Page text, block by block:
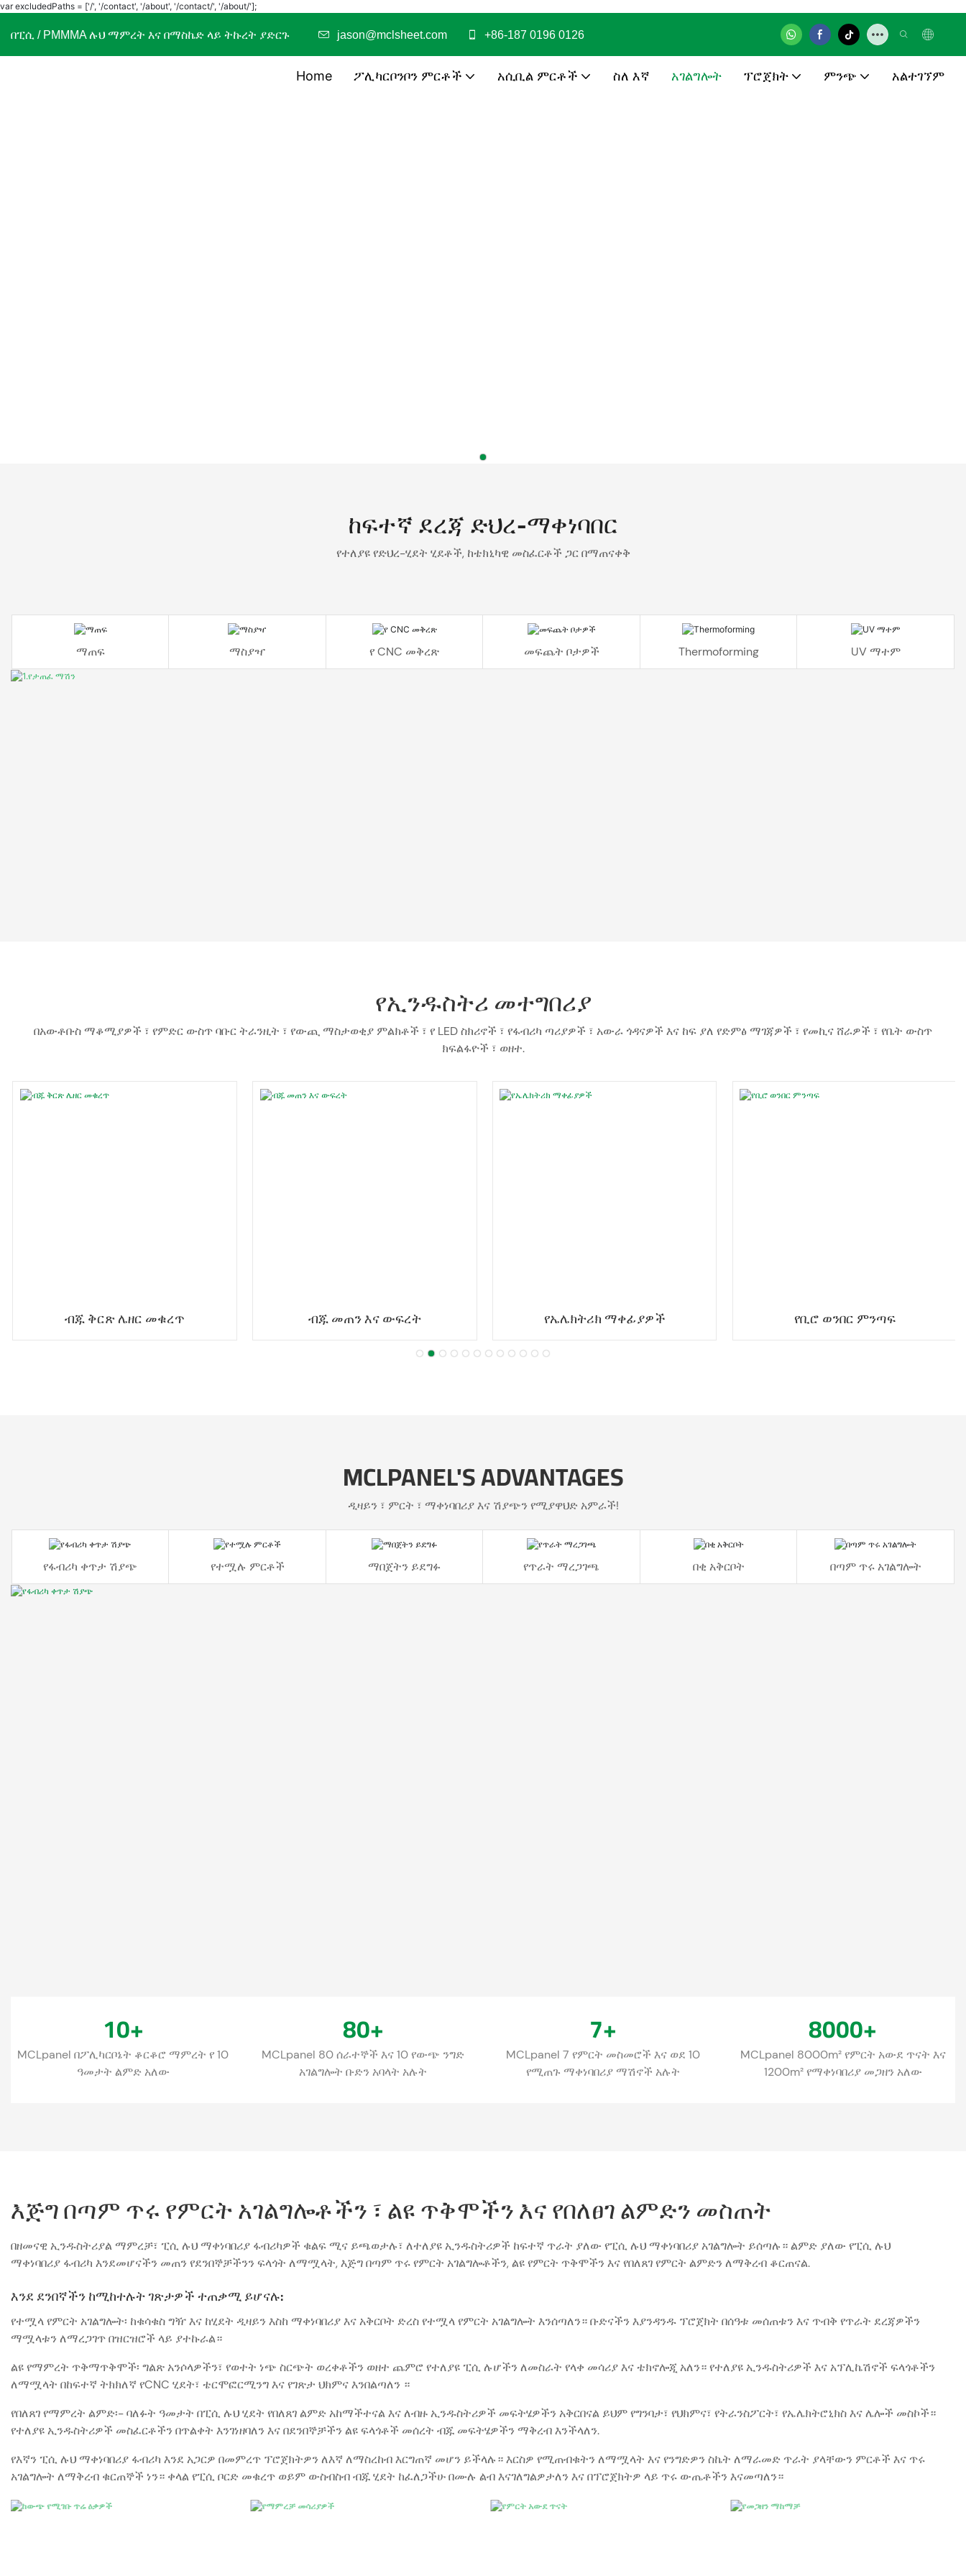
var excludedPaths = ['/', '/contact', '/about', '/contact/', '/about/'];
በፒሲ / PMMMA ሉህ ማምረት እና በማስኬድ ላይ ትኩረት ያድርጉ jason@mclsheet.com +86-187 0196 0126
Home ፖሊካርቦንቦን ምርቶች አሲቢል ምርቶች ስለ እኛ አገልግሎት ፕሮጀክት ምንጭ አልተገኘም
ከፍተኛ ደረጃ ድህረ-ማቀነባበር
የተለያዩ የድህረ-ሂደት ሂደቶች, ከቴክኒካዊ መስፈርቶች ጋር በማጠናቀቅ
ማጠፍ ማስያዣ የ CNC መቅረጽ መፍጨት ቦታዎች Thermoforming UV ማተም
የኢንዱስትሪ መተግበሪያ
በአውቶቡስ ማቆሚያዎች ፣ የምድር ውስጥ ባቡር ትራንዚት ፣ የውጪ ማስታወቂያ ምልክቶች ፣ የ LED ስክሪኖች ፣ የፋብሪካ ጣሪያዎች ፣ አውራ ጎዳናዎች እና ከፍ ያለ የድምፅ ማገጃዎች ፣ የመኪና ሸራዎች ፣ የቤት ውስጥ
ክፍልፋዮች ፣ ወዘተ.
ብጁ ቅርጽ ሌዘር መቁረጥ ብጁ መጠን እና ውፍረት የኤሌክትሪክ ማቀፊያዎች የቢሮ ወንበር ምንጣፍ
MCLPANEL'S ADVANTAGES
ዲዛይን ፣ ምርት ፣ ማቀነባበሪያ እና ሽያጭን የሚያዋህድ አምራች!
የፋብሪካ ቀጥታ ሽያጭ የተሟሉ ምርቶች ማበጀትን ይደግፉ የጥራት ማረጋገጫ በቂ አቅርቦት በጣም ጥሩ አገልግሎት
10+
MCLpanel በፖሊካርቦኔት ቆርቆሮ ማምረት የ 10
ዓመታት ልምድ አለው
80+
MCLpanel 80 ሰራተኞች እና 10 የውጭ ንግድ
አገልግሎት ቡድን አባላት አሉት
7+
MCLpanel 7 የምርት መስመሮች እና ወደ 10
የሚጠጉ ማቀነባበሪያ ማሽኖች አሉት
8000+
MCLpanel 8000m² የምርት አውደ ጥናት እና
1200m² የማቀነባበሪያ መጋዘን አለው
እጅግ በጣም ጥሩ የምርት አገልግሎቶችን ፣ ልዩ ጥቅሞችን እና የበለፀገ ልምድን መስጠት
በዘመናዊ ኢንዱስትሪያል ማምረቻ፣ ፒሲ ሉህ ማቀነባበሪያ ፋብሪካዎች ቁልፍ ሚና ይጫወታሉ፣ ለተለያዩ ኢንዱስትሪዎች ከፍተኛ ጥራት ያለው የፒሲ ሉህ ማቀነባበሪያ አገልግሎት ይሰጣሉ። ልምድ ያለው የፒሲ ሉህ
ማቀነባበሪያ ፋብሪካ እንደመሆናችን መጠን የደንበኞቻችንን ፍላጎት ለማሟላት, እጅግ በጣም ጥሩ የምርት አገልግሎቶችን, ልዩ የምርት ጥቅሞችን እና የበለጸገ የምርት ልምድን ለማቅረብ ቆርጠናል.
እንደ ደንበኛችን ከሚከተሉት ገጽታዎች ተጠቃሚ ይሆናሉ:
የተሟላ የምርት አገልግሎት፡ ከቁሳቁስ ግዥ እና ከሂደት ዲዛይን እስከ ማቀነባበሪያ እና አቅርቦት ድረስ የተሟላ የምርት አገልግሎት እንሰጣለን። ቡድናችን እያንዳንዱ ፕሮጀክት በሰዓቱ መሰጠቱን እና ጥብቅ የጥራት ደረጃዎችን
ማሟላቱን ለማረጋገጥ በዝርዝሮች ላይ ያተኩራል።
ልዩ የማምረት ጥቅማጥቅሞች፡ ግልጽ አንሶላዎችን፣ የወተት ነጭ ስርጭት ወረቀቶችን ወዘተ ጨምሮ የተለያዩ ፒሲ ሉሆችን ለመስራት የላቀ መሳሪያ እና ቴክኖሎጂ አለን። የተለያዩ ኢንዱስትሪዎች እና አፕሊኬሽኖች ፍላጎቶችን
ለማሟላት በከፍተኛ ትክክለኛ የCNC ሂደት፣ ቴርሞፎርሚንግ እና የገጽታ ህክምና እንበልጣለን ።
የበለጸገ የማምረት ልምድ፡- ባለፉት ዓመታት በፒሲ ሉህ ሂደት የበለጸገ ልምድ አከማችተናል እና ለብዙ ኢንዱስትሪዎች መፍትሄዎችን አቅርበናል ይህም የግንባታ፣ የህክምና፣ የትራንስፖርት፣ የኤሌክትሮኒክስ እና ሌሎች መስኮች።
የተለያዩ ኢንዱስትሪዎች መስፈርቶችን በጥልቀት እንገነዘባለን እና በደንበኞቻችን ልዩ ፍላጎቶች መሰረት ብጁ መፍትሄዎችን ማቅረብ እንችላለን.
የእኛን ፒሲ ሉህ ማቀነባበሪያ ፋብሪካ እንደ አጋርዎ በመምረጥ ፕሮጀክትዎን ለእኛ ለማስረከብ እርግጠኛ መሆን ይችላሉ። እርስዎ የሚጠብቁትን ለማሟላት እና የንግድዎን ስኬት ለማራመድ ጥራት ያላቸውን ምርቶች እና ጥሩ
አገልግሎት ለማቅረብ ቁርጠኞች ነን። ቀላል የፒሲ ቦርድ መቁረጥ ወይም ውስብስብ ብጁ ሂደት ከፈለጋችሁ በሙሉ ልብ እናገለግልዎታለን እና በፕሮጀክትዎ ላይ ጥሩ ውጤቶችን እናመጣለን።